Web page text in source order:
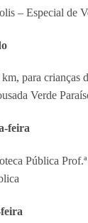
– Especial de
para crianças
Verde
feira
Pública